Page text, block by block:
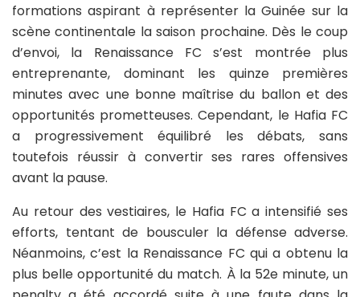
formations aspirant à représenter la Guinée sur la
scène continentale la saison prochaine. Dès le coup
d’envoi, la Renaissance FC s’est montrée plus
entreprenante, dominant les quinze premières
minutes avec une bonne maîtrise du ballon et des
opportunités prometteuses. Cependant, le Hafia FC
a progressivement équilibré les débats, sans
toutefois réussir à convertir ses rares offensives
avant la pause.
Au retour des vestiaires, le Hafia FC a intensifié ses
efforts, tentant de bousculer la défense adverse.
Néanmoins, c’est la Renaissance FC qui a obtenu la
plus belle opportunité du match. À la 52e minute, un